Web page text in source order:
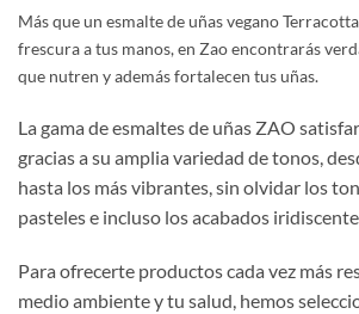
Más que un esmalte de uñas vegano
frescura a tus manos, en Zao encontrarás
que nutren y además fortalecen tus uñas.
La gama de esmaltes de uñas ZAO
gracias a su amplia variedad de tonos,
hasta los más vibrantes, sin olvidar los
pasteles e incluso los acabados
Para ofrecerte productos cada vez más
medio ambiente y tu salud, hemos